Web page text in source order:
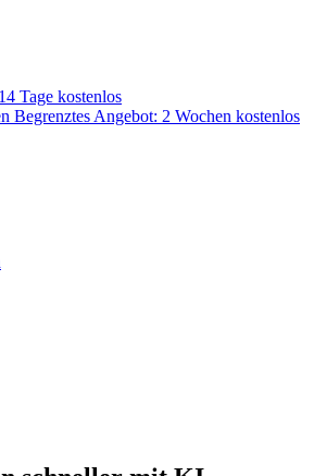
Tage kostenlos
Begrenztes Angebot: 2 Wochen kostenlos